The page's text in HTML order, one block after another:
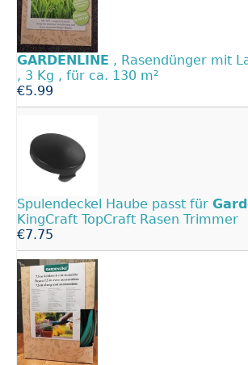
GARDENLINE , Rasendünger mit
, 3 Kg , für ca. 130 m²
€5.99
Spulendeckel Haube passt für
KingCraft TopCraft Rasen Trimmer
€7.75